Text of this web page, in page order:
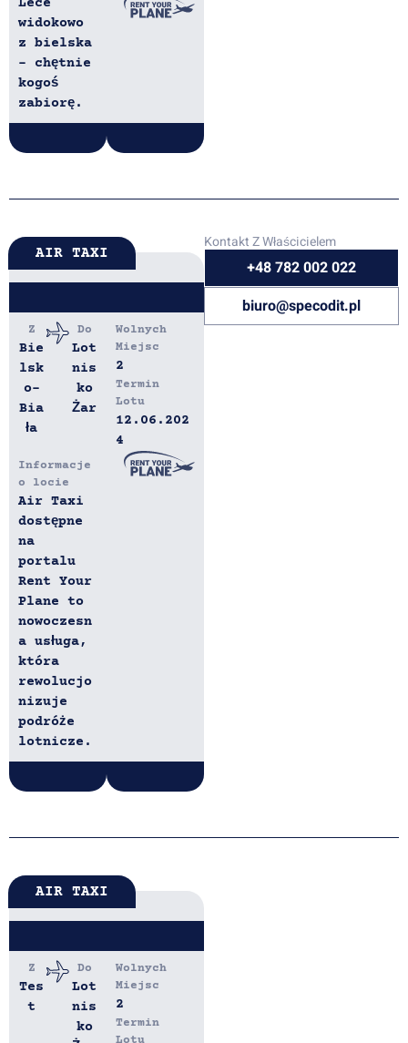
widokowo
z bielska
- chętnie
kogoś
zabiorę.
AIR TAXI
Z
Bie
lsk
o-
Bia
ła
Do
Lot
nis
ko
Żar
Informacje
o locie
Air Taxi
dostępne
na
portalu
Rent Your
Plane to
nowoczesn
a usługa,
która
rewolucjo
nizuje
podróże
lotnicze.
Wolnych
Miejsc
2
Termin
Lotu
12.06.202
4
Kontakt Z Właścicielem
+48 782 002 022
biuro@specodit.pl
AIR TAXI
Z
Tes
t
Do
Lot
nis
ko
Wolnych
Miejsc
2
Termin
Lotu